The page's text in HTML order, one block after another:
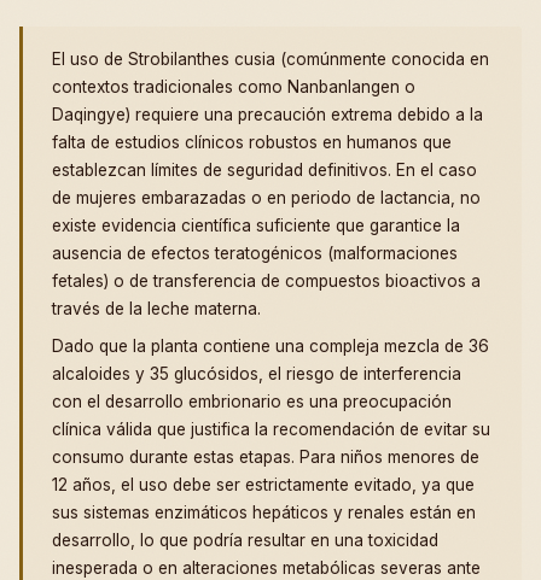
El uso de Strobilanthes cusia (comúnmente conocida en
contextos tradicionales como Nanbanlangen o
Daqingye) requiere una precaución extrema debido a la
falta de estudios clínicos robustos en humanos que
establezcan límites de seguridad definitivos. En el caso
de mujeres embarazadas o en periodo de lactancia, no
existe evidencia científica suficiente que garantice la
ausencia de efectos teratogénicos (malformaciones
fetales) o de transferencia de compuestos bioactivos a
través de la leche materna.
Dado que la planta contiene una compleja mezcla de 36
alcaloides y 35 glucósidos, el riesgo de interferencia
con el desarrollo embrionario es una preocupación
clínica válida que justifica la recomendación de evitar su
consumo durante estas etapas. Para niños menores de
12 años, el uso debe ser estrictamente evitado, ya que
sus sistemas enzimáticos hepáticos y renales están en
desarrollo, lo que podría resultar en una toxicidad
inesperada o en alteraciones metabólicas severas ante